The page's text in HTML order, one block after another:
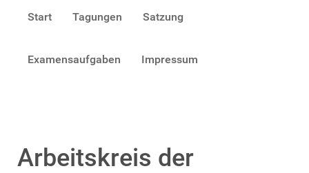
Start Tagungen Satzung
Examensaufgaben Impressum
Arbeitskreis der